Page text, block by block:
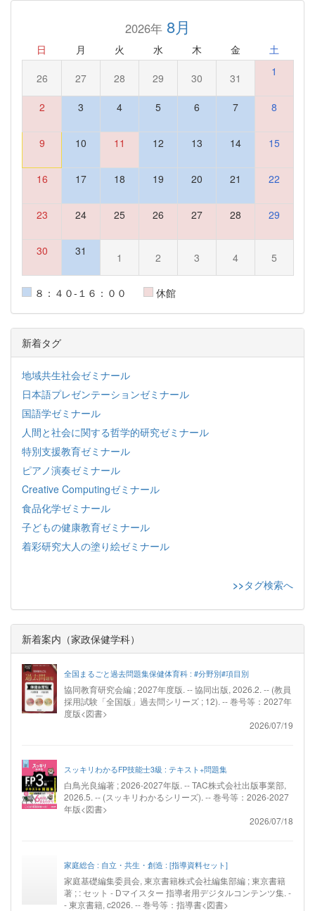
2026年8月
日 月 火 水 木 金 土
26 27 28 29 30 31 1
2 3 4 5 6 7 8
9 10 11 12 13 14 15
16 17 18 19 20 21 22
23 24 25 26 27 28 29
30 31 1 2 3 4 5
８：４０-１６：００ 休館
新着タグ
地域共生社会ゼミナール
日本語プレゼンテーションゼミナール
国語学ゼミナール
人間と社会に関する哲学的研究ゼミナール
特別支援教育ゼミナール
ピアノ演奏ゼミナール
Creative Computingゼミナール
食品化学ゼミナール
子どもの健康教育ゼミナール
着彩研究大人の塗り絵ゼミナール
>>タグ検索へ
新着案内（家政保健学科）
全国まるごと過去問題集保健体育科 : #分野別#項目別
協同教育研究会編 ; 2027年度版. -- 協同出版, 2026.2. -- (教員
採用試験「全国版」過去問シリーズ ; 12). -- 巻号等：2027年
度版<図書>
2026/07/19
スッキリわかるFP技能士3級 : テキスト+問題集
白鳥光良編著 ; 2026-2027年版. -- TAC株式会社出版事業部,
2026.5. -- (スッキリわかるシリーズ). -- 巻号等：2026-2027
年版<図書>
2026/07/18
家庭総合 : 自立・共生・創造 : [指導資料セット]
家庭基礎編集委員会, 東京書籍株式会社編集部編 ; 東京書籍
著 ; : セット - Dマイスター 指導者用デジタルコンテンツ集. -
- 東京書籍, c2026. -- 巻号等：指導書<図書>